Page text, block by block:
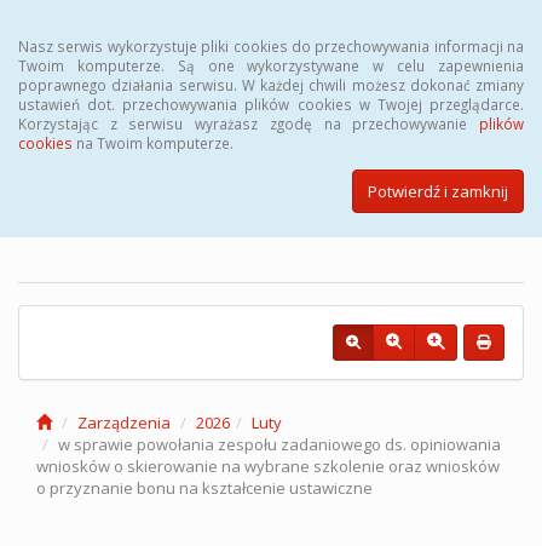
Nasz serwis wykorzystuje pliki cookies do przechowywania informacji na
Twoim komputerze. Są one wykorzystywane w celu zapewnienia
poprawnego działania serwisu. W każdej chwili możesz dokonać zmiany
ustawień dot. przechowywania plików cookies w Twojej przeglądarce.
Korzystając z serwisu wyrażasz zgodę na przechowywanie plików
cookies na Twoim komputerze.
Potwierdź i zamknij
Biuletyn Informacji Publicznej
Powiatowego Urzędu Pracy w
Zarządzenia 2026
Luty
w sprawie powołania zespołu zadaniowego ds. opiniowania
wniosków o skierowanie na wybrane szkolenie oraz wniosków
o przyznanie bonu na kształcenie ustawiczne